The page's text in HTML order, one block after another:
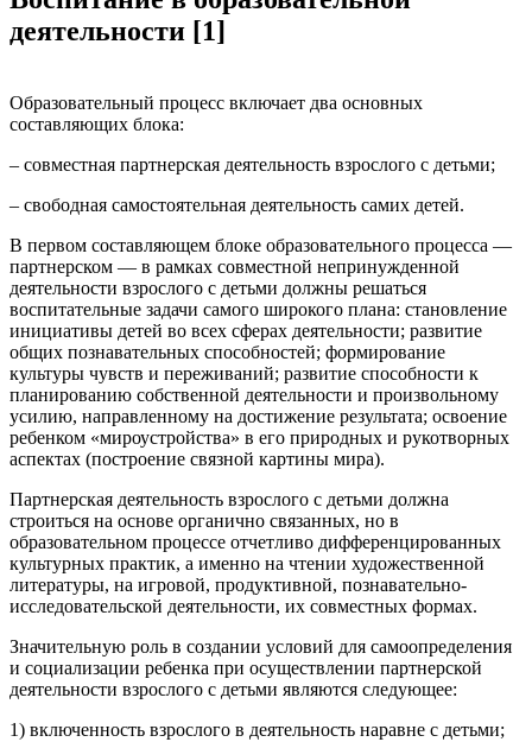
деятельности [1]
Образовательный процесс включает два основных
составляющих блока:
– совместная партнерская деятельность взрослого с детьми;
– свободная самостоятельная деятельность самих детей.
В первом составляющем блоке образовательного процесса —
партнерском — в рамках совместной непринужденной
деятельности взрослого с детьми должны решаться
воспитательные задачи самого широкого плана: становление
инициативы детей во всех сферах деятельности; развитие
общих познавательных способностей; формирование
культуры чувств и переживаний; развитие способности к
планированию собственной деятельности и произвольному
усилию, направленному на достижение результата; освоение
ребенком «мироустройства» в его природных и рукотворных
аспектах (построение связной картины мира).
Партнерская деятельность взрослого с детьми должна
строиться на основе органично связанных, но в
образовательном процессе отчетливо дифференцированных
культурных практик, а именно на чтении художественной
литературы, на игровой, продуктивной, познавательно-
исследовательской деятельности, их совместных формах.
Значительную роль в создании условий для самоопределения
и социализации ребенка при осуществлении партнерской
деятельности взрослого с детьми являются следующее:
1) включенность взрослого в деятельность наравне с детьми;